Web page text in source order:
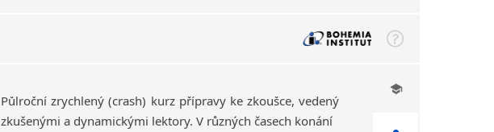
Půlroční zrychlený (crash) kurz přípravy ke zkoušce, vedený
zkušenými a dynamickými lektory. V různých časech konání